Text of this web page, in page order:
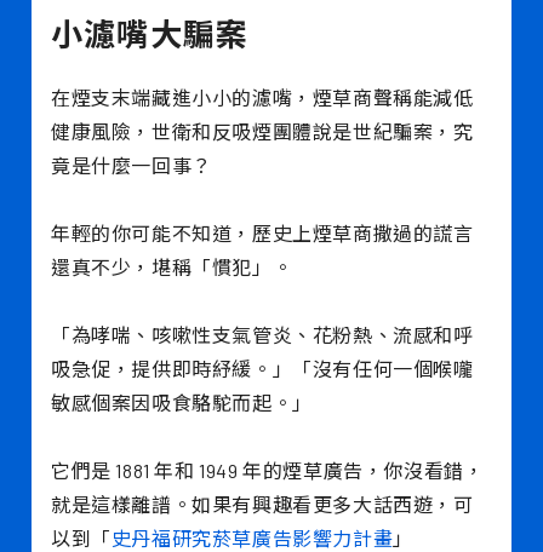
小濾嘴大騙案
在煙支末端藏進小小的濾嘴，煙草商聲稱能減低
健康風險，世衛和反吸煙團體說是世紀騙案，究
竟是什麼一回事？
年輕的你可能不知道，歷史上煙草商撒過的謊言
還真不少，堪稱「慣犯」。
「為哮喘、咳嗽性支氣管炎、花粉熱、流感和呼
吸急促，提供即時紓緩。」「沒有任何一個喉嚨
敏感個案因吸食駱駝而起。」
它們是 1881 年和 1949 年的煙草廣告，你沒看錯，
就是這樣離譜。如果有興趣看更多大話西遊，可
以到「 史丹福研究菸草廣告影響力計畫 」